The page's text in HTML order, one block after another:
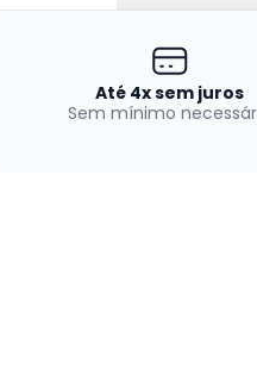
Até 4x sem juros
Sem mínimo